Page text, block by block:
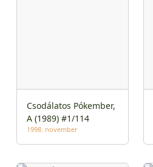
Csodálatos Pókember,
A (1989) #1/114
1998. november